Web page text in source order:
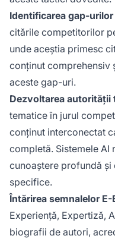
Identificarea gap-
citările competitorilor
unde aceștia primesc
conținut comprehensiv
aceste gap-uri.
Dezvoltarea autorității
tematice în jurul
conținut interconectat
completă. Sistemele AI
cunoaștere profundă
specifice.
Întărirea semnalelor E-
Experiență, Expertiză,
biografii de autori,